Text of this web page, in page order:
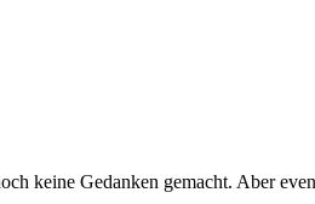
keine Gedanken gemacht. Aber